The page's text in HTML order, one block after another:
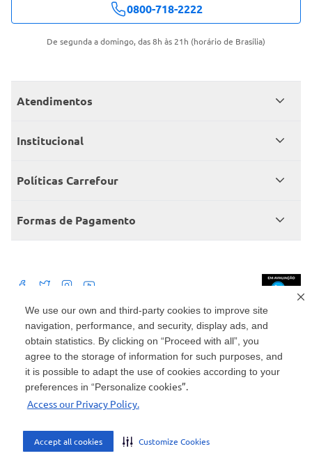
We use our own and third-party cookies to improve site
navigation, performance, and security, display ads, and
obtain statistics. By clicking on “Proceed with all”, you
agree to the storage of information for such purposes, and
it is possible to adapt the use of cookies according to your
preferences in “Personalize cookies”.
Access our Privacy Policy.
Accept all cookies Customize Cookies
0800-718-2222
De segunda a domingo, das 8h às 21h (horário de Brasília)
Atendimentos
Meus pedidos
Consumidor.gov
Institucional
Grupo Carrefour Brasil
Produtos Carrefour
Políticas Carrefour
Políticas de entregas
Políticas de trocas e devoluções
Formas de Pagamento
Mercado: Carrefour Comércio e Indústrias Ltda Via de Acesso Norte, Km 38,
nº 420, Empresarial Gato Preto, Cajamar - SP | CEP 07789-100 | CNPJ:
45.543.915/0846-95
Drogaria: Carrefour Comercio e Industria Ltda: Avenida das Nações Unidas,
15187, Loja 104/105/106 Bloco A Setor 1 - Vila Gertrudes, São Paulo, SP |
CEP 04794-000 | CNPJ: 45.543.915/0736-50
Envio de documentos administrativos e jurídicos: Avenida Tucunaré, 125 -
Tamboré, Barueri - SP | CEP 06460-020
atendimento@carrefour.com.br